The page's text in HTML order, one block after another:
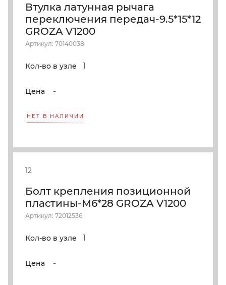
Втулка латунная рычага
переключения передач-9.5*15*12
GROZA V1200
Артикул: 70140038
Кол-во в узле 1
Цена -
НЕТ В НАЛИЧИИ
12
Болт крепления позиционной
пластины-M6*28 GROZA V1200
Артикул: 72012536
Кол-во в узле 1
Цена -